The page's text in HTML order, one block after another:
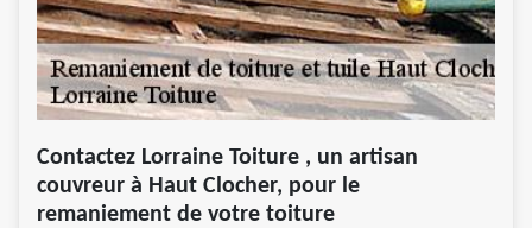
Contactez Lorraine Toiture , un artisan
couvreur à Haut Clocher, pour le
remaniement de votre toiture